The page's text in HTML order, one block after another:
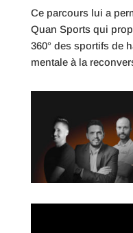
Ce parcours lui a
Quan Sports qui
360° des sportifs de
mentale à la